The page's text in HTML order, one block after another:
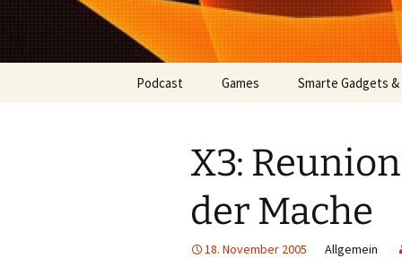
Podcast Games
Xbox
PlayStation
Mobile
Smarte Gadgets &
X3:
der Mache
18. November 2005 Allgemein